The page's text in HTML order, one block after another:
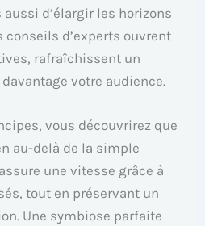
d’élargir les horizons
conseils d’experts ouvrent
rafraîchissent un
votre audience.
vous découvrirez que
au-delà de la simple
une vitesse grâce à
tout en préservant un
Une symbiose parfaite